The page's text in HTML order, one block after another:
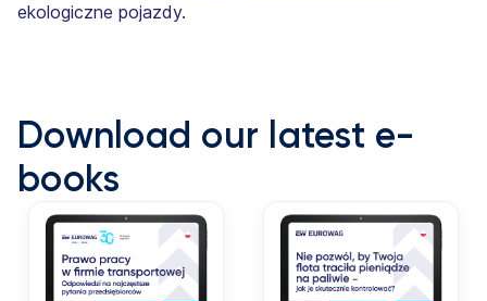
ekologiczne pojazdy.
Download our latest e-
books